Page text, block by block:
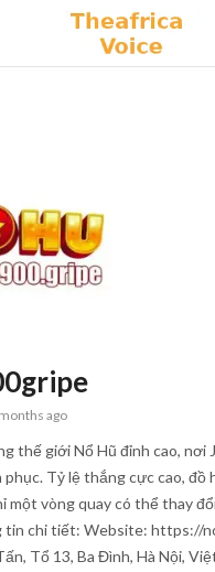
ago
thế giới Nổ Hũ đỉnh cao, nơi
Tỷ lệ thắng cực cao, đồ
một vòng quay có thể thay
tin chi tiết: Website: https://
Tổ 13, Ba Đình, Hà Nội,